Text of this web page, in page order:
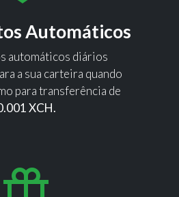
Automáticos
automáticos diários
a sua carteira quando
para transferência de
XCH.